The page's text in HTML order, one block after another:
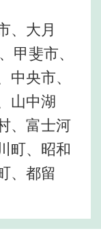
、大月
甲斐市、
央市、
山中湖
、富士河
町、昭和
、都留